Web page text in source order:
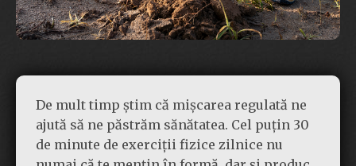
De mult timp știm că mișcarea regulată ne
ajută să ne păstrăm sănătatea. Cel puțin 30
de minute de exerciții fizice zilnice nu